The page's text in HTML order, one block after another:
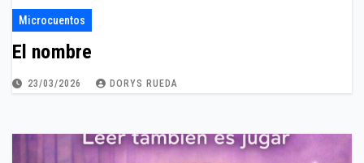
Microcuentos
El nombre
23/03/2026 DORYS RUEDA